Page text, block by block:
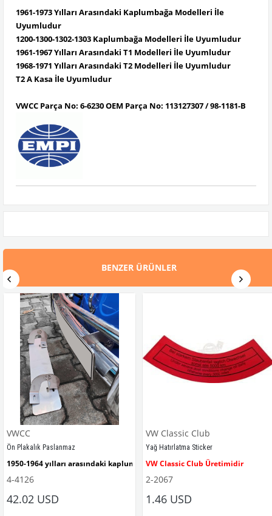
1961-1973 Yılları Arasındaki Kaplumbağa Modelleri İle
Uyumludur
1200-1300-1302-1303 Kaplumbağa Modelleri İle Uyumludur
1961-1967 Yılları Arasındaki T1 Modelleri İle Uyumludur
1968-1971 Yılları Arasındaki T2 Modelleri İle Uyumludur
T2 A Kasa İle Uyumludur
VWCC Parça No: 6-6230 OEM Parça No: 113127307 / 98-1181-B
BENZER ÜRÜNLER
VWCC
Ön Plakalık Paslanmaz
1950-1964 yılları arasındaki kaplumbağa modelleri ile uyumludur.
4-4126
42.02 USD
VW Classic Club
Yağ Hatırlatma Sticker
VW Classic Club Üretimidir
2-2067
1.46 USD